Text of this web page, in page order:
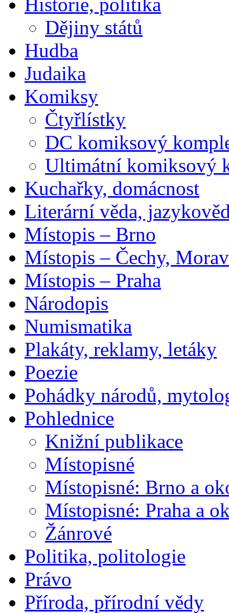
Dějiny států
Hudba
Judaika
Komiksy
Čtyřlístky
DC komiksový
Ultimátní komiksový
Kuchařky, domácnost
Literární věda,
Místopis – Brno
Místopis – Čechy,
Místopis – Praha
Národopis
Numismatika
Plakáty, reklamy, letáky
Poezie
Pohádky národů,
Pohlednice
Knižní publikace
Místopisné
Místopisné: Brno a
Místopisné: Praha a
Žánrové
Politika, politologie
Právo
Příroda, přírodní vědy